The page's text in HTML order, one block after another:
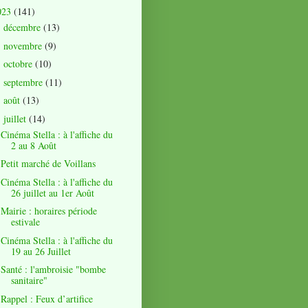
(141)
décembre (13)
novembre (9)
octobre (10)
septembre (11)
août (13)
juillet (14)
Cinéma Stella : à l'affiche du
2 au 8 Août
Petit marché de Voillans
Cinéma Stella : à l'affiche du
26 juillet au 1er Août
Mairie : horaires période
estivale
Cinéma Stella : à l'affiche du
19 au 26 Juillet
Santé : l'ambroisie "bombe
sanitaire"
Rappel : Feux d’artifice